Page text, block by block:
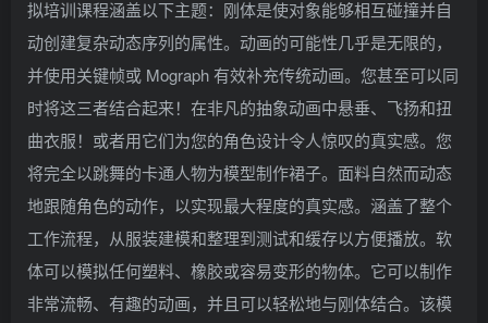
拟培训课程涵盖以下主题：刚体是使对象能够相互碰撞并自
动创建复杂动态序列的属性。动画的可能性几乎是无限的，
并使用关键帧或 Mograph 有效补充传统动画。您甚至可以同
时将这三者结合起来！在非凡的抽象动画中悬垂、飞扬和扭
曲衣服！或者用它们为您的角色设计令人惊叹的真实感。您
将完全以跳舞的卡通人物为模型制作裙子。面料自然而动态
地跟随角色的动作，以实现最大程度的真实感。涵盖了整个
工作流程，从服装建模和整理到测试和缓存以方便播放。软
体可以模拟任何塑料、橡胶或容易变形的物体。它可以制作
非常流畅、有趣的动画，并且可以轻松地与刚体结合。该模